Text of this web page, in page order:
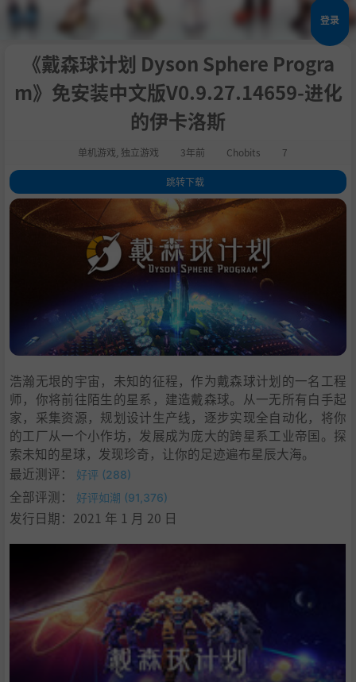
登录
《戴森球计划 Dyson Sphere Progra
m》免安装中文版​V0.9.27.14659-进化
的伊卡洛斯
单机游戏 独立游戏 3年前 Chobits 7
跳转下载
1.关于这款游戏
2.系统需求
浩瀚无垠的宇宙，未知的征程，作为戴森球计划的一名工程
师，你将前往陌生的星系，建造戴森球。从一无所有白手起
家，采集资源，规划设计生产线，逐步实现全自动化，将你
的工厂从一个小作坊，发展成为庞大的跨星系工业帝国。探
索未知的星球，发现珍奇，让你的足迹遍布星辰大海。
最近测评：
好评 (288)
全部评测： 好评如潮 (91,376)
发行日期：2021 年 1 月 20 日